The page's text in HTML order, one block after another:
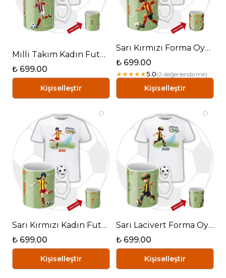
Kişiselleştir
Milli Takım Kadın Futbolcu Futbol Toplu Kupa + Baskılı Pamuklu Tişört Kombin
₺ 699.00
Kişiselleştir
Sarı Kırmızı Forma Oyunculu Futbol Toplu Kupa + Baskılı Pamuklu Tişört Kombin
₺ 699.00
★★★★★5.0(2 değerlendirme)
Kişiselleştir
Sarı Kırmızı Kadın Futbolcu Futbol Toplu Kupa + Baskılı Pamuklu Tişört Kombin
₺ 699.00
Kişiselleştir
Sarı Lacivert Forma Oyunculu Futbol Toplu Kupa + Baskılı Pamuklu Tişört Kombin
₺ 699.00